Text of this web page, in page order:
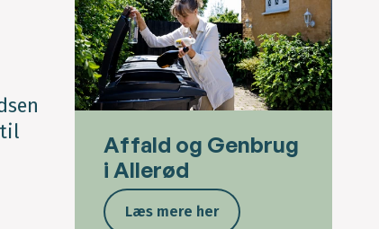
Affald og Genbrug
i Allerød
Læs mere her